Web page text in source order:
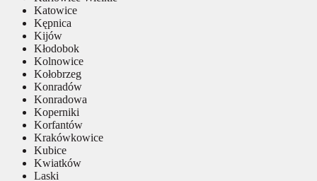
Katowice
Kępnica
Kijów
Kłodobok
Kolnowice
Kołobrzeg
Konradów
Konradowa
Koperniki
Korfantów
Krakówkowice
Kubice
Kwiatków
Laski